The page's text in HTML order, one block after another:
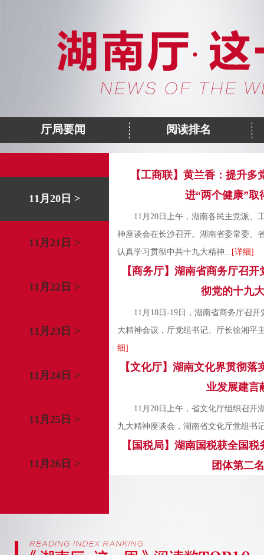
厅局要闻 阅读排名
11月20日 >
11月21日 >
11月22日 >
11月23日 >
11月24日 >
11月25日 >
11月26日 >
【工商联】黄兰香：提升
进“两个健康”取
11月20日上午，湖南各民主党派、
神座谈会在长沙召开。湖南省委常委、
认真学习贯彻中共十九大精神... [详细]
【商务厅】湖南省商务厅召
彻党的十九
11月18日-19日，湖南省商务厅召
大精神会议，厅党组书记、厅长徐湘平
细]
【文化厅】湖南文化界贯彻
业发展建言
11月20日上午，省文化厅组织召开
九大精神座谈会，湖南省文化厅党组书
【国税局】湖南国税获全国
团体第
【地税局】湖南地税勇夺全国